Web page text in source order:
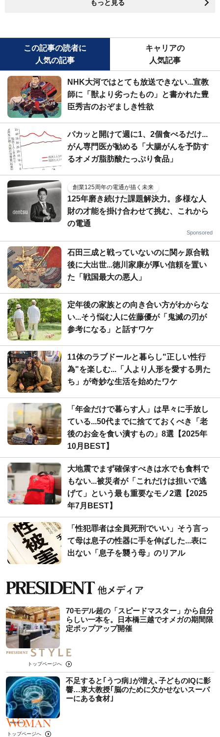
もっと見る
この記事の読者に
人気の記事
キャリアの
人気記事
NHK大河ではとても放送できない...宣教
師に「獣より劣ったもの」と書かれた豊
臣秀吉のおぞましき性欲
パカッと開けて週に1、2個食べるだけ...
がん専門医が勧める「大腸がんを予防す
るオメガ脂肪酸たっぷり食品」
創業125周年の電通が描く未来
125年磨き続けた課題解決力。多様な人
財の才能を掛け合わせて挑む、これから
の電通
Sponsored
石田三成と戦っていないのに関ヶ原合戦
後に大出世...徳川家康が厚い信頼を置い
た「戦国最大の悪人」
定年後の家族との向き合い方がわからな
い...そう悩む人に佐藤優が「鬼滅の刃が
参考になる」と話すワケ
11体のラブドールと暮らし"正しい性行
為"を楽しむ...「人より人形を愛する男た
ち」が奇妙な生活を始めたワケ
「年金だけで暮らす人」は早々に手放し
ている...50代までに捨てておくべき「老
後のお金を食い潰すもの」8選【2025年
10月BEST】
大地震でまず確保すべきは水でも食料で
もない...被災者が「これだけは担いで逃
げて」という最も重要なモノ2選【2025
年7月BEST】
「性犯罪者は全員死刑でいい」そう言っ
て母は息子の性器に手を伸ばした...表に
出ない「息子を襲う母」のリアル
70モデル超の「スピードマスター」から自分
らしい一本を。日本橋三越でオメガの期間限
定ポップアップ開催
トップページへ
不足すると｢うつ病｣が増え､子どものIQに影
響…東大教授｢脳のために欠かせないスーパ
ーにある食材｣
トップページへ